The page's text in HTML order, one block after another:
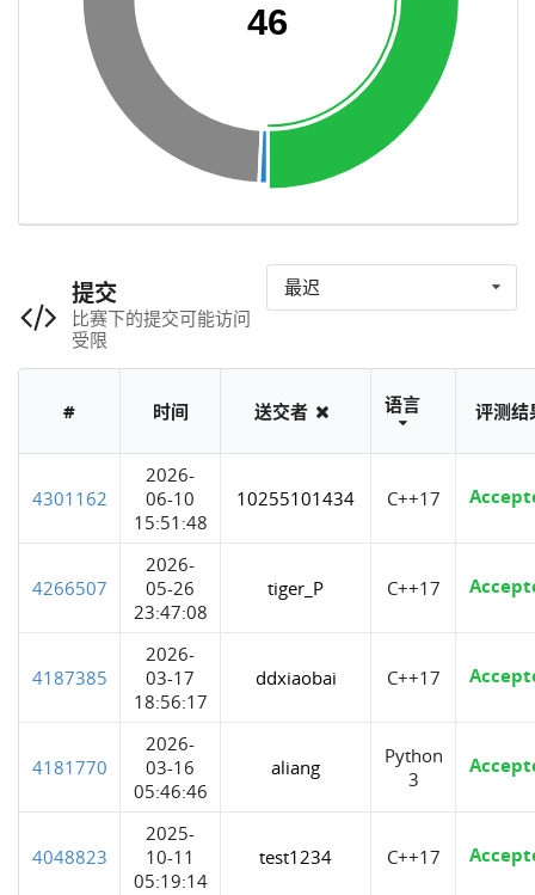
46
最迟
提交
比赛下的提交可能访问
受限
# 时间 送交者 语言 评测结
4301162
2026-
06-10
15:51:48
10255101434 C++17
4266507
2026-
05-26
23:47:08
tiger_P C++17
4187385
2026-
03-17
18:56:17
ddxiaobai C++17
4181770
2026-
03-16
05:46:46
aliang
Python
3
4048823
2025-
10-11
05:19:14
test1234 C++17